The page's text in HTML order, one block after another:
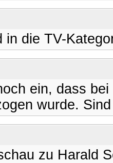
in die TV-
ein, dass
wurde.
zu Harald